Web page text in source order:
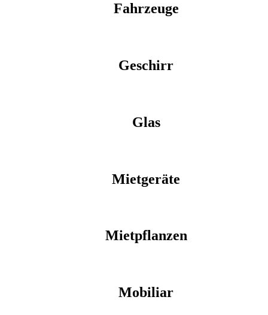
Fahrzeuge
Geschirr
Glas
Mietgeräte
Mietpflanzen
Mobiliar